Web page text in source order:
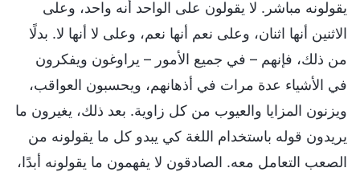
يقولونه مباشر. لا يقولون على الواحد أنه واحد، وعلى
الاثنين أنها اثنان، وعلى نعم أنها نعم، وعلى لا أنها لا. بدلًا
من ذلك، فإنهم – في جميع الأمور – يراوغون ويفكرون
في الأشياء عدة مرات في أذهانهم، ويحسبون العواقب،
ويزنون المزايا والعيوب من كل زاوية. بعد ذلك، يغيرون ما
يريدون قوله باستخدام اللغة كي يبدو كل ما يقولونه من
الصعب التعامل معه. الصادقون لا يفهمون ما يقولونه أبدًا،